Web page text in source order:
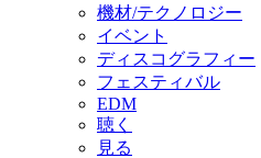
機材/テクノロジー
イベント
ディスコグラフィー
フェスティバル
EDM
聴く
見る